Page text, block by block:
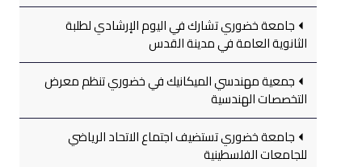
جامعة خضوري تشارك في اليوم الإرشادي لطلبة
الثانوية العامة في مدينة القدس
جمعية مهندسي الميكانيك في خضوري تنظم معرض
التخصصات الهندسية
جامعة خضوري تستضيف اجتماع الاتحاد الرياضي
للجامعات الفلسطينية